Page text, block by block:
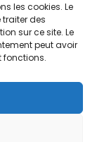
les cookies. Le
des
sur ce site. Le
peut avoir
fonctions.
projet